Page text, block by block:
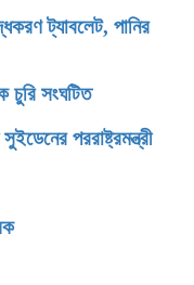
ট্যাবলেট, পানির
চুরি সংঘটিত
পররাষ্ট্রমন্ত্রী